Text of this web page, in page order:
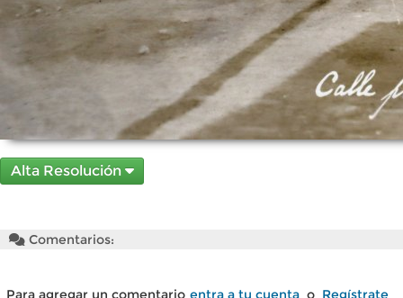
Alta Resolución
Comentarios:
Para agregar un comentario entra a tu cuenta o Regístrate